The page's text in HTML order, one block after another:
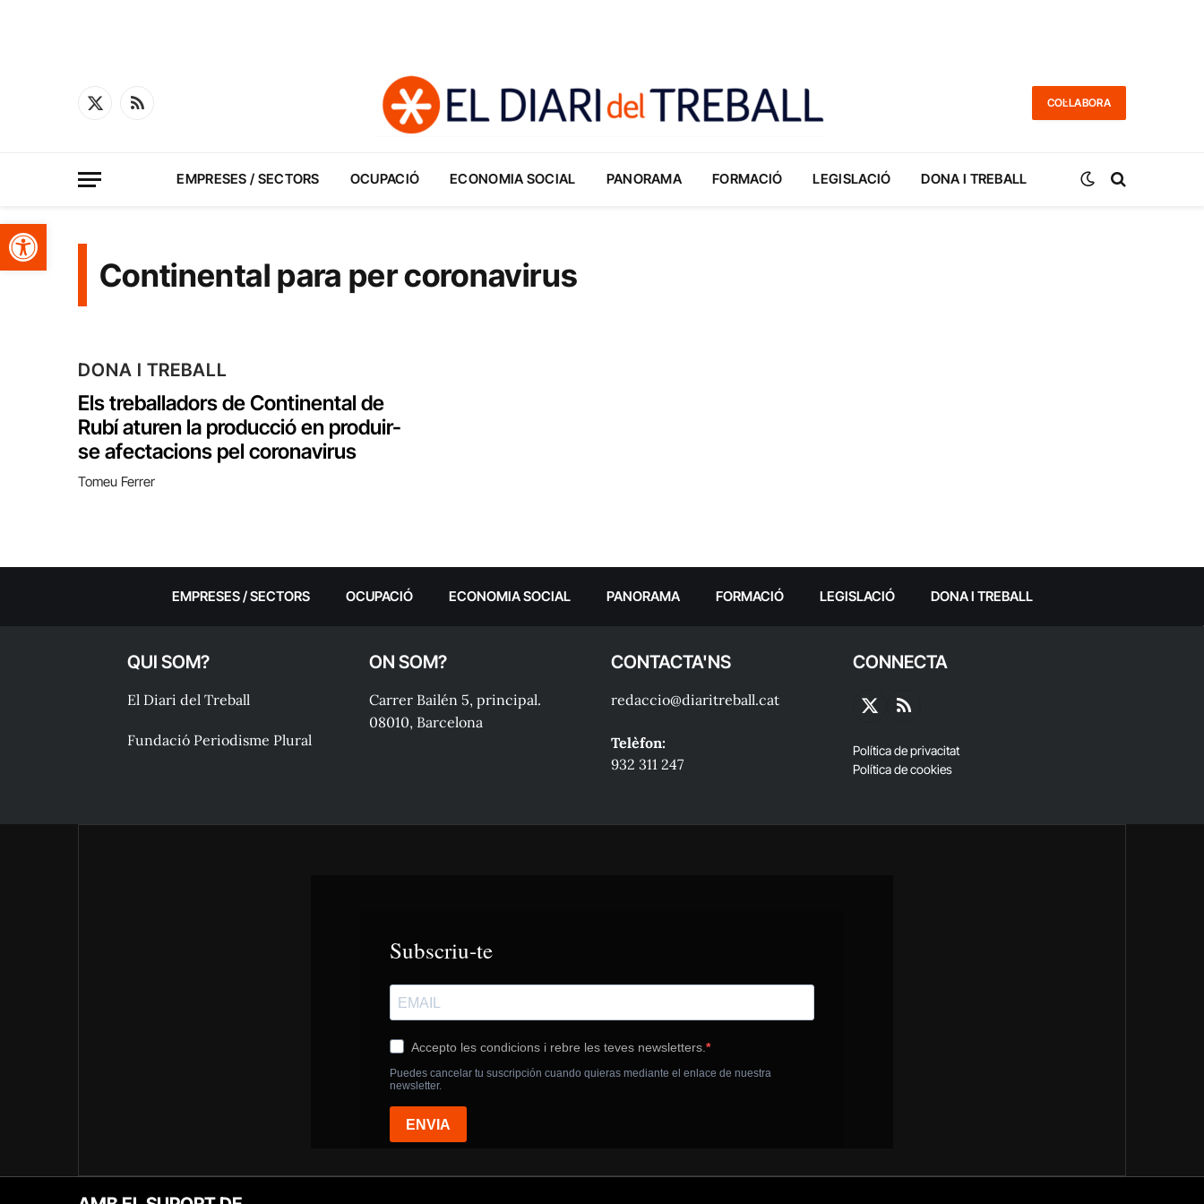
Obre la barra d'eines
X
RSS
COL·LABORA
EMPRESES / SECTORS OCUPACIÓ ECONOMIA SOCIAL PANORAMA FORMACIÓ LEGISLACIÓ DONA I TREBALL
Continental para per coronavirus
DONA I TREBALL
Els treballadors de Continental de
Rubí aturen la producció en produir-
se afectacions pel coronavirus
Tomeu Ferrer
EMPRESES / SECTORS OCUPACIÓ ECONOMIA SOCIAL PANORAMA FORMACIÓ LEGISLACIÓ DONA I TREBALL
QUI SOM?
El Diari del Treball
Fundació Periodisme Plural
ON SOM?
Carrer Bailén 5, principal.
08010, Barcelona
CONTACTA'NS
redaccio@diaritreball.cat
Telèfon:
932 311 247
CONNECTA
X
RSS
Política de privacitat
Política de cookies